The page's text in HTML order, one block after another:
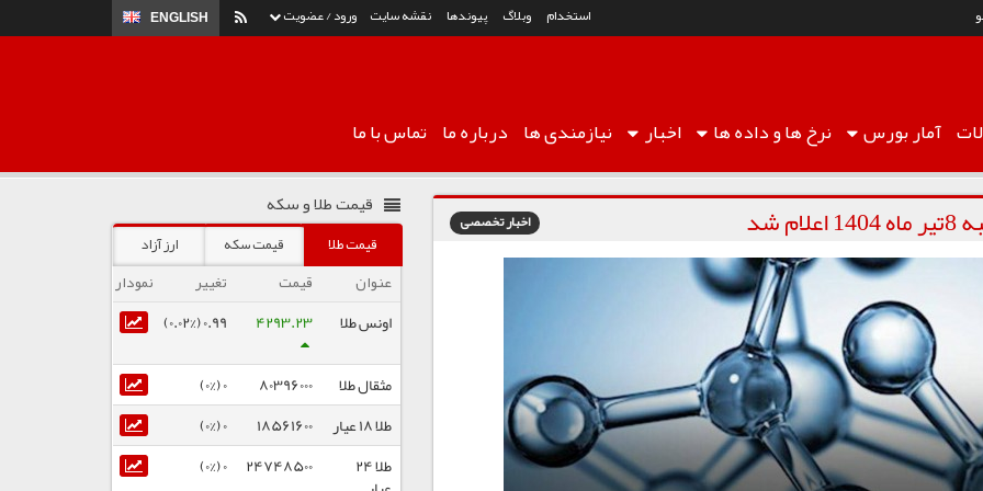
ورود / عضویت ENGLISH استخدام وبلاگ پیوندها نقشه سایت
آماربورس نرخ هاو داده ها اخبار نیازمندی ها درباره ما تماس با ما
اخبار تخصصی
قیمت طلا و سکه
قیمت طلا قیمت سکه ارز آزاد
عنوان قیمت تغییر
نمودار
اونس طلا
4293.23
0.99 (0.02%)
مثقال طلا 80396000
0 (0%)
طلا ۱۸ عیار
18561600
0 (0%)
طلا ۲۴
24748500
0 (0%)